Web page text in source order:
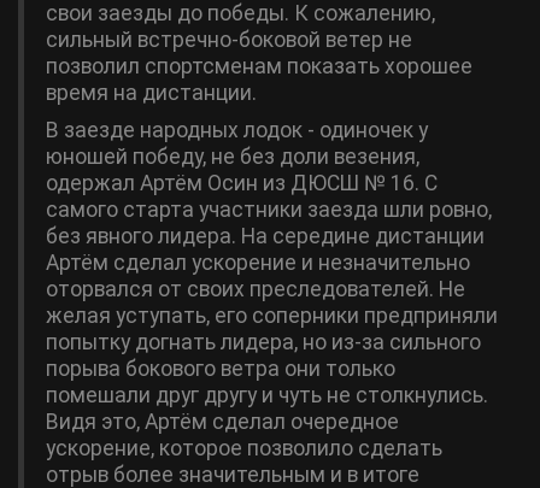
свои заезды до победы. К сожалению,
сильный встречно-боковой ветер не
позволил спортсменам показать хорошее
время на дистанции.
В заезде народных лодок - одиночек у
юношей победу, не без доли везения,
одержал Артём Осин из ДЮСШ № 16. С
самого старта участники заезда шли ровно,
без явного лидера. На середине дистанции
Артём сделал ускорение и незначительно
оторвался от своих преследователей. Не
желая уступать, его соперники предприняли
попытку догнать лидера, но из-за сильного
порыва бокового ветра они только
помешали друг другу и чуть не столкнулись.
Видя это, Артём сделал очередное
ускорение, которое позволило сделать
отрыв более значительным и в итоге